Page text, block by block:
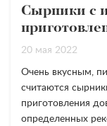
Сырники с
20 мая 2022
Очень вкусным,
считаются
приготовления
определенных